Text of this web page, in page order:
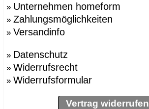
» Unternehmen homeform
» Zahlungsmöglichkeiten
» Versandinfo
» Datenschutz
» Widerrufsrecht
» Widerrufsformular
Vertrag widerrufen